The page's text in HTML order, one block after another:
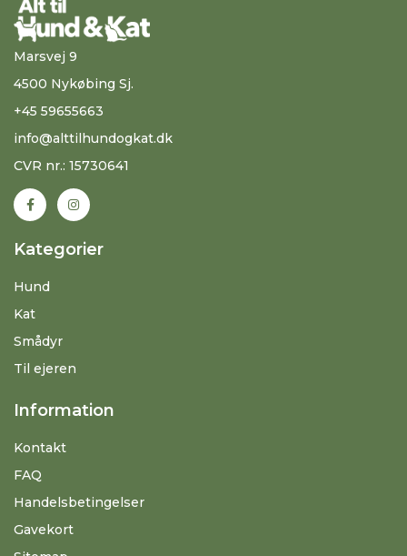
Marsvej 9
4500 Nykøbing Sj.
+45 59655663
info@alttilhundogkat.dk
CVR nr.: 15730641
Kategorier
Hund
Kat
Smådyr
Til ejeren
Information
Kontakt
FAQ
Handelsbetingelser
Gavekort